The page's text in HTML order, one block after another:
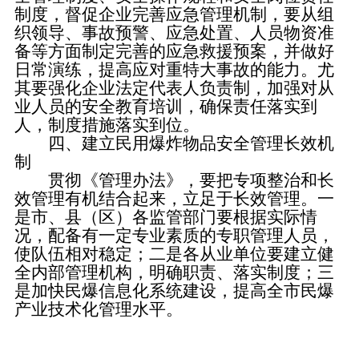
制度，督促企业完善应急管理机制，要从组
织领导、事故预警、应急处置、人员物资准
备等方面制定完善的应急救援预案，并做好
日常演练，提高应对重特大事故的能力。尤
其要强化企业法定代表人负责制，加强对从
业人员的安全教育培训，确保责任落实到
人，制度措施落实到位。
四、建立民用爆炸物品安全管理长效机
制
贯彻《管理办法》，要把专项整治和长
效管理有机结合起来，立足于长效管理。一
是市、县（区）各监管部门要根据实际情
况，配备有一定专业素质的专职管理人员，
使队伍相对稳定；二是各从业单位要建立健
全内部管理机构，明确职责、落实制度；三
是加快民爆信息化系统建设，提高全市民爆
产业技术化管理水平。